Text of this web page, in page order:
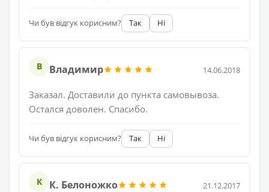
Чи був відгук корисним? Так Ні
В Владимир 14.06.2018
Заказал. Доставили до пункта самовывоза.
Остался доволен. Спасибо.
Чи був відгук корисним? Так Ні
К К. Белоножко 21.12.2017